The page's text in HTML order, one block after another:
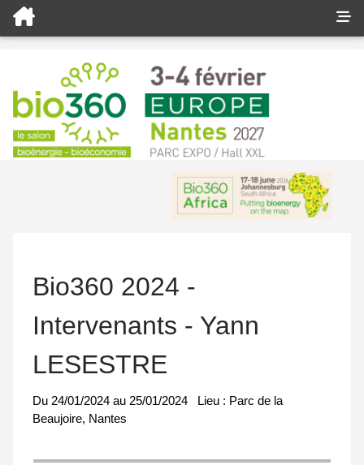
Bio360 2024 -
Intervenants - Yann
LESESTRE
Du 24/01/2024 au 25/01/2024 Lieu : Parc de la
Beaujoire, Nantes